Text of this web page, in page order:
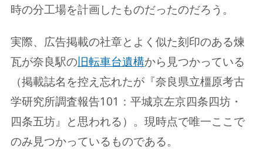
時の分工場を計画したものだったのだろう。
実際、広告掲載の社章とよく似た刻印のある煉
瓦が奈良駅の旧転車台遺構から見つかっている
（掲載誌名を控え忘れたが『奈良県立橿原考古
学研究所調査報告101：平城京左京四条四坊・
四条五坊』と思われる）。現時点で唯一ここで
のみ見つかっているものである。